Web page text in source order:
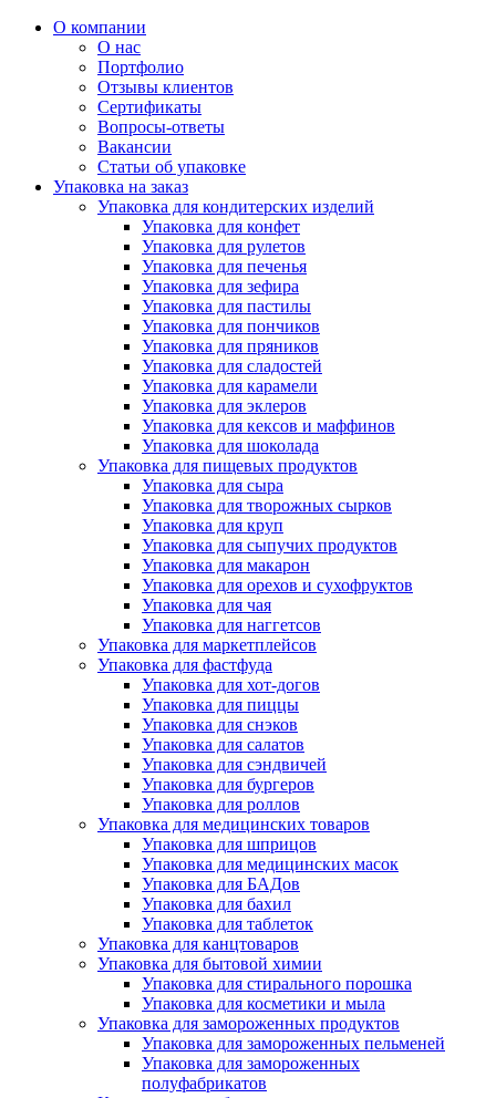
О компании
О нас
Портфолио
Отзывы клиентов
Сертификаты
Вопросы-ответы
Вакансии
Статьи об упаковке
Упаковка на заказ
Упаковка для кондитерских изделий
Упаковка для конфет
Упаковка для рулетов
Упаковка для печенья
Упаковка для зефира
Упаковка для пастилы
Упаковка для пончиков
Упаковка для пряников
Упаковка для сладостей
Упаковка для карамели
Упаковка для эклеров
Упаковка для кексов и маффинов
Упаковка для шоколада
Упаковка для пищевых продуктов
Упаковка для сыра
Упаковка для творожных сырков
Упаковка для круп
Упаковка для сыпучих продуктов
Упаковка для макарон
Упаковка для орехов и сухофруктов
Упаковка для чая
Упаковка для наггетсов
Упаковка для маркетплейсов
Упаковка для фастфуда
Упаковка для хот-догов
Упаковка для пиццы
Упаковка для снэков
Упаковка для салатов
Упаковка для сэндвичей
Упаковка для бургеров
Упаковка для роллов
Упаковка для медицинских товаров
Упаковка для шприцов
Упаковка для медицинских масок
Упаковка для БАДов
Упаковка для бахил
Упаковка для таблеток
Упаковка для канцтоваров
Упаковка для бытовой химии
Упаковка для стирального порошка
Упаковка для косметики и мыла
Упаковка для замороженных продуктов
Упаковка для замороженных пельменей
Упаковка для замороженных
полуфабрикатов